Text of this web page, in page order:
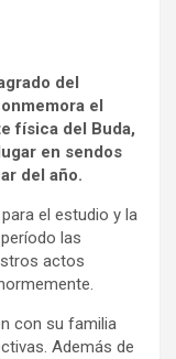
del
el
física del Buda,
en sendos
del año.
el estudio y la
las
actos
con su familia
Además de